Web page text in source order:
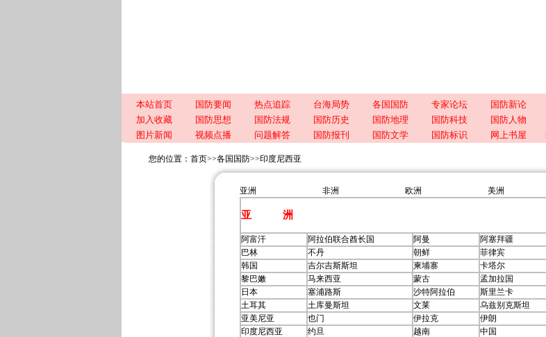
本站首页 国防要闻 热点追踪 台海局势 各国国防 专家论坛 国防新论
加入收藏
国防思想 国防法规 国防历史 国防地理 国防科技 国防人物
图片新闻
视频点播 问题解答 国防报刊 国防文学 国防标识 网上书屋
您的位置： 首页>>各国国防>>印度尼西亚
亚洲 非洲 欧洲 美洲
亚 洲
阿富汗 阿拉伯联合酋长国 阿曼 阿塞拜疆
巴林
不丹 朝鲜 菲律宾
韩国
吉尔吉斯斯坦 柬埔寨 卡塔尔
黎巴嫩
马来西亚 蒙古 孟加拉国
日本
塞浦路斯 沙特阿拉伯 斯里兰卡
土耳其
土库曼斯坦 文莱 乌兹别克斯坦
亚美尼亚
也门 伊拉克 伊朗
印度尼西亚
约旦 越南 中国